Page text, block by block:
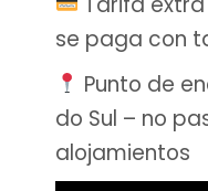
se paga con
Punto de
do Sul – no
alojamientos